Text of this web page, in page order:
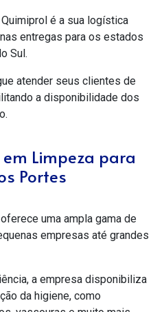
é a sua logística
entregas para os estados
Sul.
atender seus clientes de
a disponibilidade dos
Limpeza para
Portes
oferece uma ampla gama de
empresas até grandes
a empresa disponibiliza
da higiene, como